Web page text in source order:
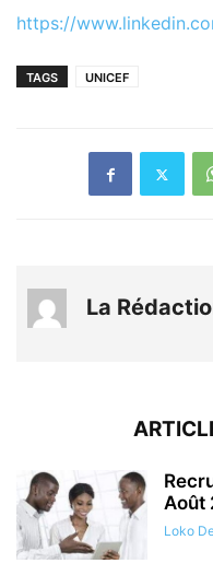
https://
TAGS UNICEF
La
Août
Loko